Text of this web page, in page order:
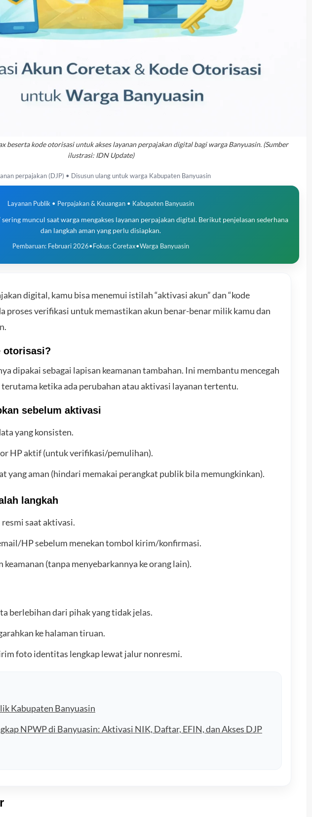
beserta kode otorisasi untuk akses layanan perpajakan digital bagi warga Banyuasin. (Sumber
ilustrasi: IDN Update)
perpajakan (DJP) • Disusun ulang untuk warga Kabupaten Banyuasin
Layanan Publik • Perpajakan & Keuangan • Kabupaten Banyuasin
muncul saat warga mengakses layanan perpajakan digital. Berikut penjelasan sederhana
dan langkah aman yang perlu disiapkan.
Pembaruan: Februari 2026•Fokus: Coretax•Warga Banyuasin
digital, kamu bisa menemui istilah “aktivasi akun” dan “kode
proses verifikasi untuk memastikan akun benar-benar milik kamu dan
otorisasi?
dipakai sebagai lapisan keamanan tambahan. Ini membantu mencegah
terutama ketika ada perubahan atau aktivasi layanan tertentu.
sebelum aktivasi
yang konsisten.
HP aktif (untuk verifikasi/pemulihan).
yang aman (hindari memakai perangkat publik bila memungkinkan).
langkah
saat aktivasi.
HP sebelum menekan tombol kirim/konfirmasi.
keamanan (tanpa menyebarkannya ke orang lain).
berlebihan dari pihak yang tidak jelas.
ke halaman tiruan.
foto identitas lengkap lewat jalur nonresmi.
Kabupaten Banyuasin
NPWP di Banyuasin: Aktivasi NIK, Daftar, EFIN, dan Akses DJP